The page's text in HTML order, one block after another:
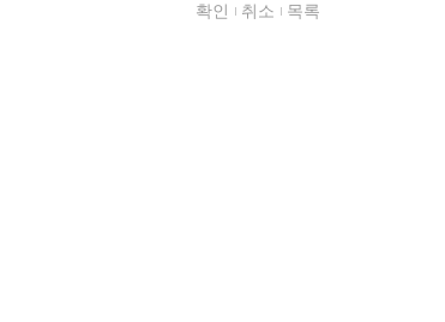
확인 취소 목록